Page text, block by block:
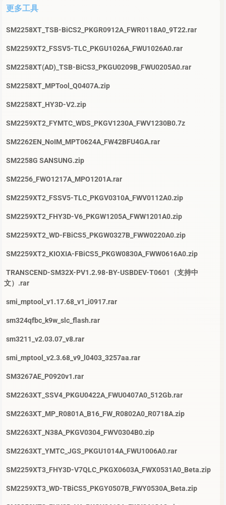
更多工具
SM2258XT_TSB-BiCS2_PKGR0912A_FWR0118A0_9T22.rar
SM2259XT2_FSSV5-TLC_PKGU1026A_FWU1026A0.rar
SM2258XT(AD)_TSB-BiCS3_PKGU0209B_FWU0205A0.rar
SM2258XT_MPTool_Q0407A.zip
SM2258XT_HY3D-V2.zip
SM2259XT2_FYMTC_WDS_PKGV1230A_FWV1230B0.7z
SM2262EN_NoIM_MPT0624A_FW42BFU4GA.rar
SM2258G SANSUNG.zip
SM2256_FWO1217A_MPO1201A.rar
SM2259XT2_FSSV5-TLC_PKGV0310A_FWV0112A0.zip
SM2259XT2_FHY3D-V6_PKGW1205A_FWW1201A0.zip
SM2259XT2_WD-FBiCS5_PKGW0327B_FWW0220A0.zip
SM2259XT2_KIOXIA-FBiCS5_PKGW0830A_FWW0616A0.zip
TRANSCEND-SM32X-PV1.2.98-BY-USBDEV-T0601（支持中
文）.rar
smi_mptool_v1.17.68_v1_i0917.rar
sm324qfbc_k9w_slc_flash.rar
sm3211_v2.03.07_v8.rar
smi_mptool_v2.3.68_v9_l0403_3257aa.rar
SM3267AE_P0920v1.rar
SM2263XT_SSV4_PKGU0422A_FWU0407A0_512Gb.rar
SM2263XT_MP_R0801A_B16_FW_R0802A0_R0718A.zip
SM2263XT_N38A_PKGV0304_FWV0304B0.zip
SM2263XT_YMTC_JGS_PKGU1014A_FWU1006A0.rar
SM2259XT3_FHY3D-V7QLC_PKGX0603A_FWX0531A0_Beta.zip
SM2259XT3_WD-TBiCS5_PKGY0507B_FWY0530A_Beta.zip